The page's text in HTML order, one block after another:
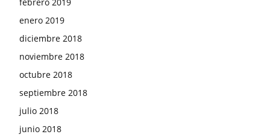
enero 2019
diciembre 2018
noviembre 2018
octubre 2018
septiembre 2018
julio 2018
junio 2018